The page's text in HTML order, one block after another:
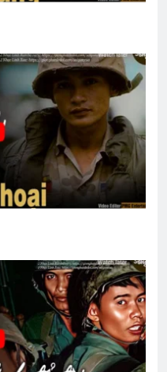
Dù VNCH
chương 36
Thanh Miên K20
cạnh, tình yêu